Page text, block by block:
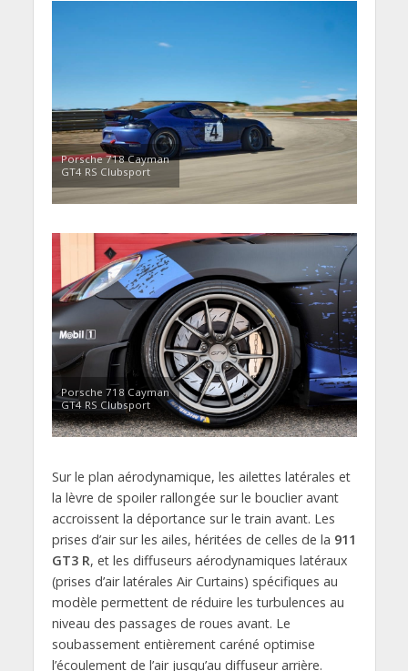
Porsche 718 Cayman
GT4 RS Clubsport
Porsche 718 Cayman
GT4 RS Clubsport
Sur le plan aérodynamique, les ailettes latérales et
la lèvre de spoiler rallongée sur le bouclier avant
accroissent la déportance sur le train avant. Les
prises d’air sur les ailes, héritées de celles de la 911
GT3 R, et les diffuseurs aérodynamiques latéraux
(prises d’air latérales Air Curtains) spécifiques au
modèle permettent de réduire les turbulences au
niveau des passages de roues avant. Le
soubassement entièrement caréné optimise
l’écoulement de l’air jusqu’au diffuseur arrière.